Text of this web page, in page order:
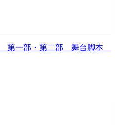
第一部・第二部 舞台脚本